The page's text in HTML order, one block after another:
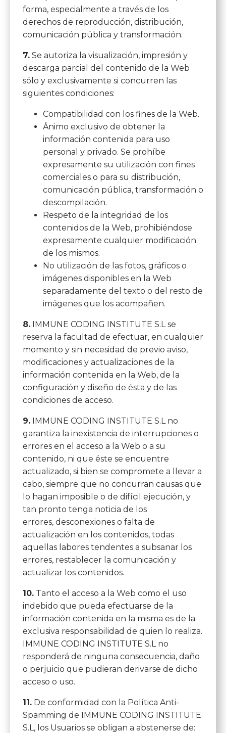
forma, especialmente a través de los
derechos de reproducción, distribución,
comunicación pública y transformación.
7. Se autoriza la visualización, impresión y
descarga parcial del contenido de la Web
sólo y exclusivamente si concurren las
siguientes condiciones:
Compatibilidad con los fines de la Web.
Ánimo exclusivo de obtener la
información contenida para uso
personal y privado. Se prohíbe
expresamente su utilización con fines
comerciales o para su distribución,
comunicación pública, transformación o
descompilación.
Respeto de la integridad de los
contenidos de la Web, prohibiéndose
expresamente cualquier modificación
de los mismos.
No utilización de las fotos, gráficos o
imágenes disponibles en la Web
separadamente del texto o del resto de
imágenes que los acompañen.
8. IMMUNE CODING INSTITUTE S.L se
reserva la facultad de efectuar, en cualquier
momento y sin necesidad de previo aviso,
modificaciones y actualizaciones de la
información contenida en la Web, de la
configuración y diseño de ésta y de las
condiciones de acceso.
9. IMMUNE CODING INSTITUTE S.L no
garantiza la inexistencia de interrupciones o
errores en el acceso a la Web o a su
contenido, ni que éste se encuentre
actualizado, si bien se compromete a llevar a
cabo, siempre que no concurran causas que
lo hagan imposible o de difícil ejecución, y
tan pronto tenga noticia de los
errores, desconexiones o falta de
actualización en los contenidos, todas
aquellas labores tendentes a subsanar los
errores, restablecer la comunicación y
actualizar los contenidos.
10. Tanto el acceso a la Web como el uso
indebido que pueda efectuarse de la
información contenida en la misma es de la
exclusiva responsabilidad de quien lo realiza.
IMMUNE CODING INSTITUTE S.L no
responderá de ninguna consecuencia, daño
o perjuicio que pudieran derivarse de dicho
acceso o uso.
11. De conformidad con la Política Anti-
Spamming de IMMUNE CODING INSTITUTE
S.L, los Usuarios se obligan a abstenerse de: